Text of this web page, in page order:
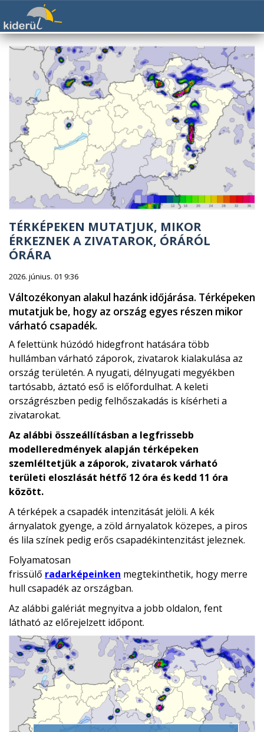
TÉRKÉPEKEN MUTATJUK, MIKOR
ÉRKEZNEK A ZIVATAROK, ÓRÁRÓL
ÓRÁRA
2026. június. 01 9:36
Változékonyan alakul hazánk időjárása. Térképeken
mutatjuk be, hogy az ország egyes részen mikor
várható csapadék.
A felettünk húzódó hidegfront hatására több
hullámban várható záporok, zivatarok kialakulása az
ország területén. A nyugati, délnyugati megyékben
tartósabb, áztató eső is előfordulhat. A keleti
országrészben pedig felhőszakadás is kísérheti a
zivatarokat.
Az alábbi összeállításban a legfrissebb
modelleredmények alapján térképeken
szemléltetjük a záporok, zivatarok várható
területi eloszlását hétfő 12 óra és kedd 11 óra
között.
A térképek a csapadék intenzitását jelöli. A kék
árnyalatok gyenge, a zöld árnyalatok közepes, a piros
és lila színek pedig erős csapadékintenzitást jeleznek.
Folyamatosan
frissülő radarképeinken megtekinthetik, hogy merre
hull csapadék az országban.
Az alábbi galériát megnyitva a jobb oldalon, fent
látható az előrejelzett időpont.